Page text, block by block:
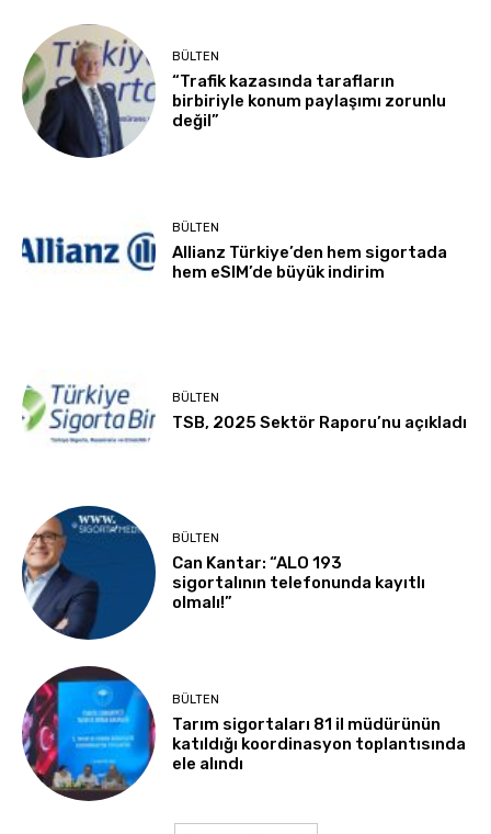
BÜLTEN
“Trafik kazasında tarafların
birbiriyle konum paylaşımı zorunlu
değil”
BÜLTEN
Allianz Türkiye’den hem sigortada
hem eSIM’de büyük indirim
BÜLTEN
TSB, 2025 Sektör Raporu’nu açıkladı
BÜLTEN
Can Kantar: “ALO 193
sigortalının telefonunda kayıtlı
olmalı!”
BÜLTEN
Tarım sigortaları 81 il müdürünün
katıldığı koordinasyon toplantısında
ele alındı